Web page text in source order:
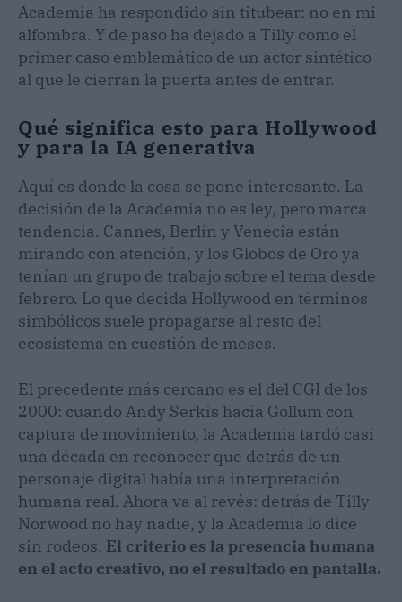
Academia ha respondido sin titubear: no en mi
alfombra. Y de paso ha dejado a Tilly como el
primer caso emblemático de un actor sintético
al que le cierran la puerta antes de entrar.
Qué significa esto para Hollywood
y para la IA generativa
Aquí es donde la cosa se pone interesante. La
decisión de la Academia no es ley, pero marca
tendencia. Cannes, Berlín y Venecia están
mirando con atención, y los Globos de Oro ya
tenían un grupo de trabajo sobre el tema desde
febrero. Lo que decida Hollywood en términos
simbólicos suele propagarse al resto del
ecosistema en cuestión de meses.
El precedente más cercano es el del CGI de los
2000: cuando Andy Serkis hacía Gollum con
captura de movimiento, la Academia tardó casi
una década en reconocer que detrás de un
personaje digital había una interpretación
humana real. Ahora va al revés: detrás de Tilly
Norwood no hay nadie, y la Academia lo dice
sin rodeos. El criterio es la presencia humana
en el acto creativo, no el resultado en pantalla.